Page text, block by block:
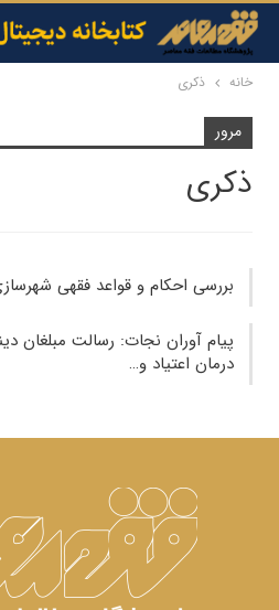
خانه ذکری
مرور
ذکری
بررسی احکام و قواعد فقهی
پیام‌ آوران نجات: رسالت مبلغان
درمان اعتیاد و…